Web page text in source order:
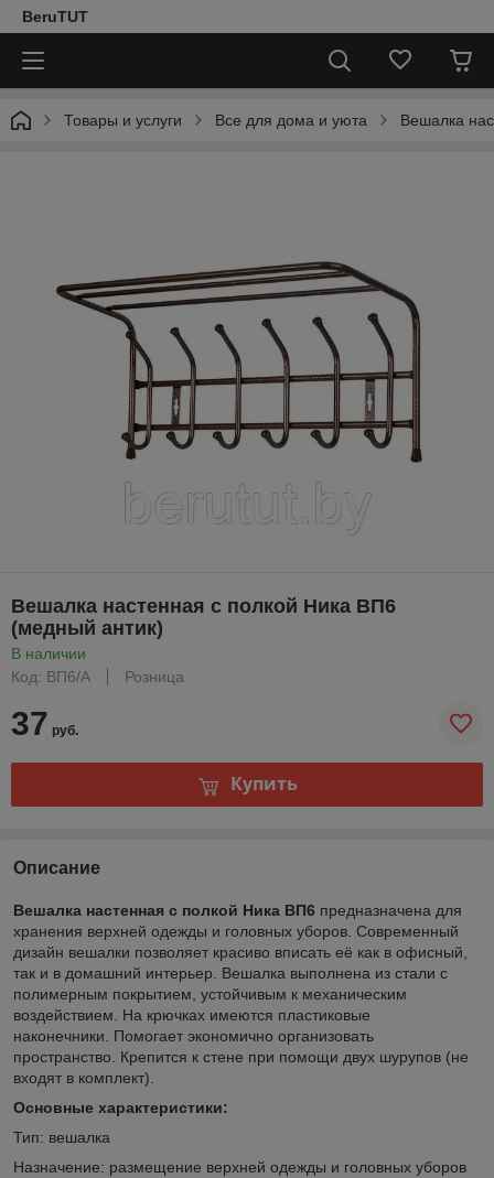
BeruTUT
Товары и услуги Все для дома и уюта Вешалка
Вешалка настенная с полкой Ника ВП6
(медный антик)
В наличии
Код: ВП6/А
Розница
37 руб.
Купить
Описание
Вешалка настенная с полкой Ника ВП6 предназначена для
хранения верхней одежды и головных уборов. Современный
дизайн вешалки позволяет красиво вписать её как в офисный,
так и в домашний интерьер. Вешалка выполнена из стали с
полимерным покрытием, устойчивым к механическим
воздействием. На крючках имеются пластиковые
наконечники. Помогает экономично организовать
пространство. Крепится к стене при помощи двух шурупов (не
входят в комплект).
Основные характеристики:
Тип: вешалка
Назначение: размещение верхней одежды и головных уборов